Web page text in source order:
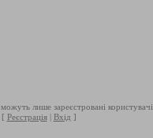
лише зареєстровані користувачі.
[ Реєстрація| Вхід ]